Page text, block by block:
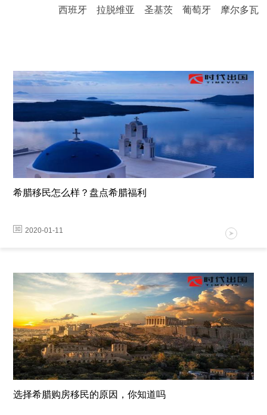
西班牙
拉脱维亚 圣基茨 葡萄牙 摩尔多瓦
希腊移民怎么样？盘点希腊福利
2020-01-11
选择希腊购房移民的原因，你知道吗